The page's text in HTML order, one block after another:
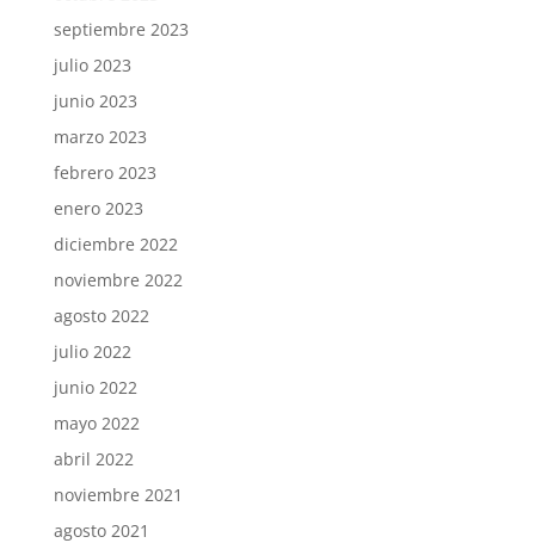
septiembre 2023
julio 2023
junio 2023
marzo 2023
febrero 2023
enero 2023
diciembre 2022
noviembre 2022
agosto 2022
julio 2022
junio 2022
mayo 2022
abril 2022
noviembre 2021
agosto 2021